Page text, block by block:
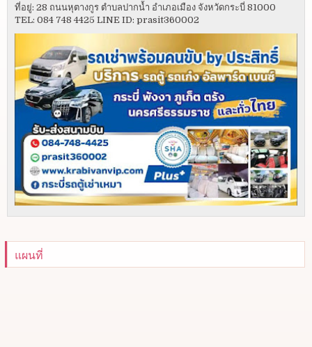
ที่อยู่: 28 ถนนหุตางกูร ตำบลปากน้ำ อำเภอเมือง จังหวัดกระบี่ 81000
TEL: 084 748 4425 LINE ID: prasit360002
แผนที่